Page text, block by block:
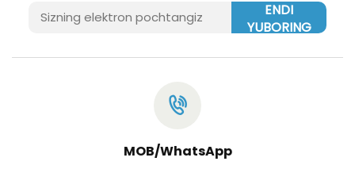
ENDI
YUBORING
MOB/WhatsApp